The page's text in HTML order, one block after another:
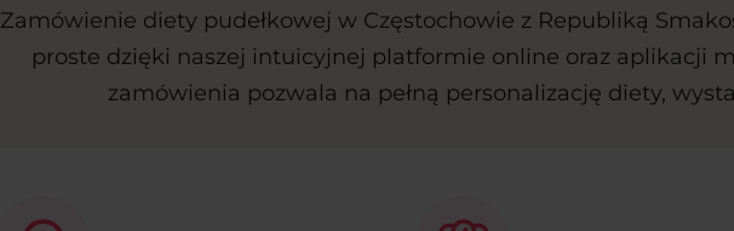
Zamówienie diety pudełkowej w Częstochowie z Republiką
proste dzięki naszej intuicyjnej platformie online oraz aplikacji
zamówienia pozwala na pełną personalizację diety,